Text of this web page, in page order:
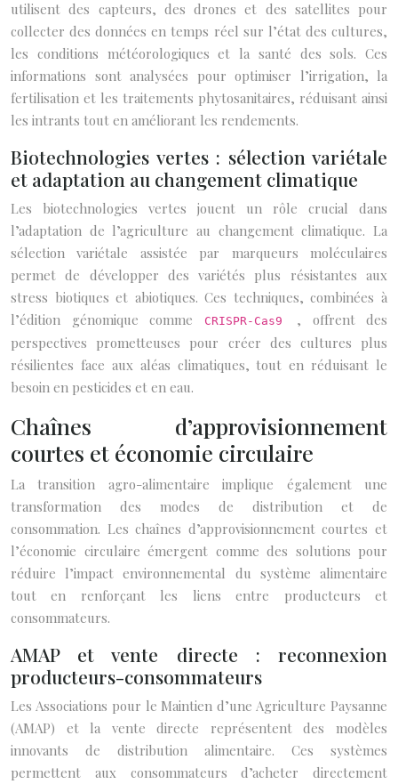
utilisent des capteurs, des drones et des satellites pour
collecter des données en temps réel sur l’état des cultures,
les conditions météorologiques et la santé des sols. Ces
informations sont analysées pour optimiser l’irrigation, la
fertilisation et les traitements phytosanitaires, réduisant ainsi
les intrants tout en améliorant les rendements.
Biotechnologies vertes : sélection variétale
et adaptation au changement climatique
Les biotechnologies vertes jouent un rôle crucial dans
l’adaptation de l’agriculture au changement climatique. La
sélection variétale assistée par marqueurs moléculaires
permet de développer des variétés plus résistantes aux
stress biotiques et abiotiques. Ces techniques, combinées à
l’édition génomique comme
CRISPR-Cas9 , offrent des
perspectives prometteuses pour créer des cultures plus
résilientes face aux aléas climatiques, tout en réduisant le
besoin en pesticides et en eau.
Chaînes d’approvisionnement
courtes et économie circulaire
La transition agro-alimentaire implique également une
transformation des modes de distribution et de
consommation. Les chaînes d’approvisionnement courtes et
l’économie circulaire émergent comme des solutions pour
réduire l’impact environnemental du système alimentaire
tout en renforçant les liens entre producteurs et
consommateurs.
AMAP et vente directe : reconnexion
producteurs-consommateurs
Les Associations pour le Maintien d’une Agriculture Paysanne
(AMAP) et la vente directe représentent des modèles
innovants de distribution alimentaire. Ces systèmes
permettent aux consommateurs d’acheter directement